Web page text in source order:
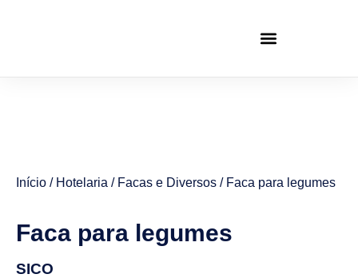
Início / Hotelaria / Facas e Diversos / Faca para legumes
Faca para legumes
SICO